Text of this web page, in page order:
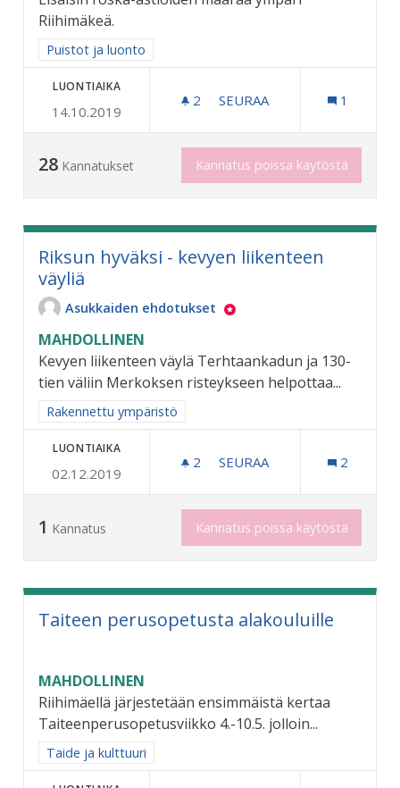
Riihimäkeä.
Rajaa tulokset aihepiirin mukaan: Puistot ja luonto
Puistot ja luonto
LUONTIAIKA
14.10.2019
2 2 SEURAAJAA
SEURAA 1
28 Kannatukset Kannatus poissa käytöstä
Riksun hyväksi - kevyen liikenteen
väyliä
Asukkaiden ehdotukset
MAHDOLLINEN
Kevyen liikenteen väylä Terhtaankadun ja 130-
tien väliin Merkoksen risteykseen helpottaa...
Rajaa tulokset aihepiirin mukaan: Rakennettu ympäristö
Rakennettu ympäristö
LUONTIAIKA
02.12.2019
2 2 SEURAAJAA
SEURAA 2
1 Kannatus Kannatus poissa käytöstä
Taiteen perusopetusta alakouluille
MAHDOLLINEN
Riihimäellä järjestetään ensimmäistä kertaa
Taiteenperusopetusviikko 4.-10.5. jolloin...
Rajaa tulokset aihepiirin mukaan: Taide ja kulttuuri
Taide ja kulttuuri